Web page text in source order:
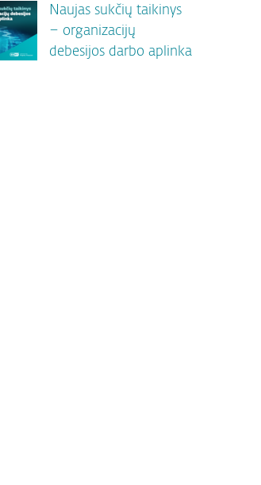
Naujas sukčių taikinys
– organizacijų
debesijos darbo aplinka